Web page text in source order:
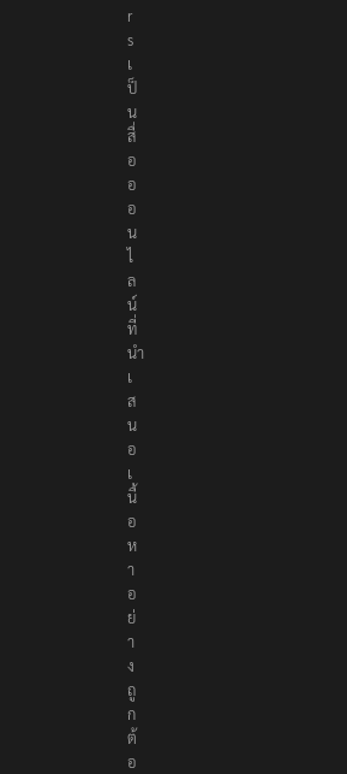
r
s
เ
ป็
น
สื่
อ
อ
อ
น
ไ
ล
น์
ที่
นำ
เ
ส
น
อ
เ
นื้
อ
ห
า
อ
ย่
า
ง
ถู
ก
ต้
อ